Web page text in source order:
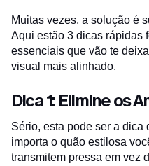
Muitas vezes, a solução é
Aqui estão 3 dicas rápidas
essenciais que vão te
visual mais alinhado.
Dica 1: Elimine os
Sério, esta pode ser a dica
importa o quão estilosa
transmitem pressa em vez